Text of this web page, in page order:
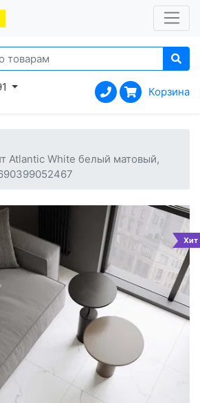
Корзина
Atlantic White белый матовый,
Хит